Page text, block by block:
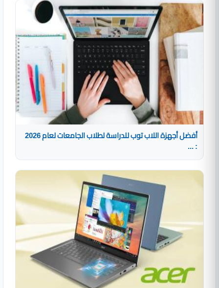
أفضل أجهزة اللاب توب للدراسة لطلاب الجامعات لعام 2026
: ...